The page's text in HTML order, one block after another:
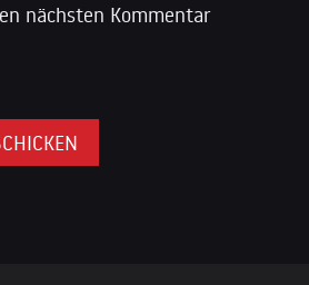
nächsten Kommentar